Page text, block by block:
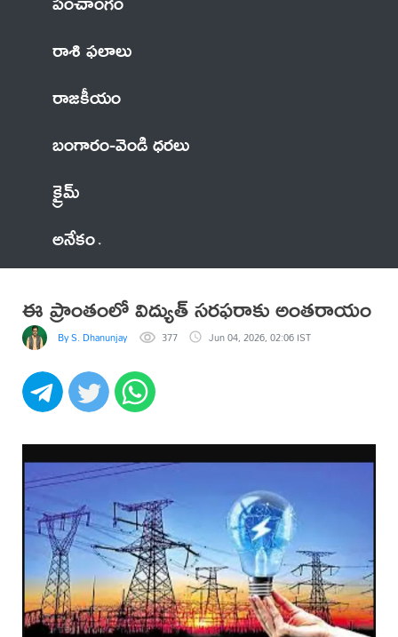
రాశి ఫలాలు
రాజకీయం
బంగారం-వెండి ధరలు
క్రైమ్
అనేకం
ఈ ప్రాంతంలో విద్యుత్ సరఫరాకు అంతరాయం
By S. Dhanunjay 377 Jun 04, 2026, 02:06 IST